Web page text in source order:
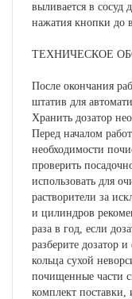
выливается в сосуд
нажатия кнопки до
ТЕХНИЧЕСКОЕ
После окончания
штатив для
Хранить дозатор
Перед началом
необходимости
проверить
использовать для
растворители за
и цилиндров
раза в год, если
разберите дозатор
кольца сухой
почищенные части
комплект поставки,